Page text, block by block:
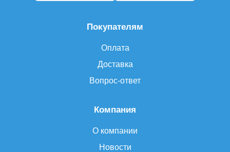
Компания
О компании
Новости
Покупателям
Оплата
Доставка
Вопрос-ответ